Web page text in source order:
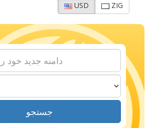
USD ZIG
جستجو